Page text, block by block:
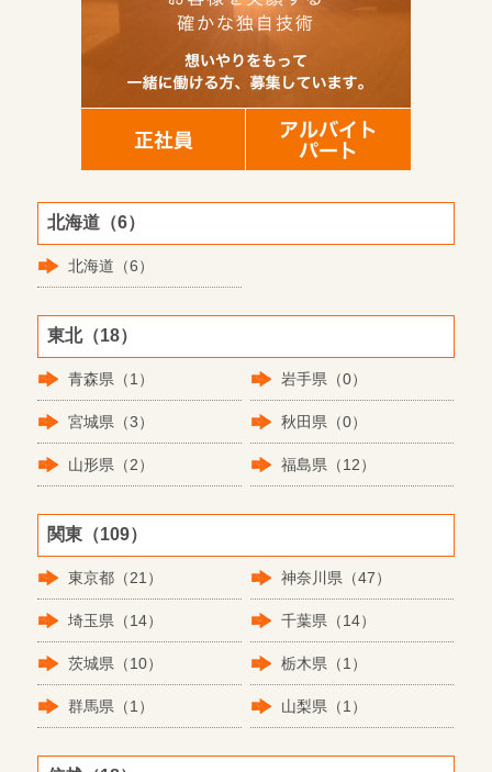
北海道（6）
北海道（6）
東北（18）
青森県（1） 岩手県（0）
宮城県（3） 秋田県（0）
山形県（2） 福島県（12）
関東（109）
東京都（21） 神奈川県（47）
埼玉県（14） 千葉県（14）
茨城県（10） 栃木県（1）
群馬県（1） 山梨県（1）